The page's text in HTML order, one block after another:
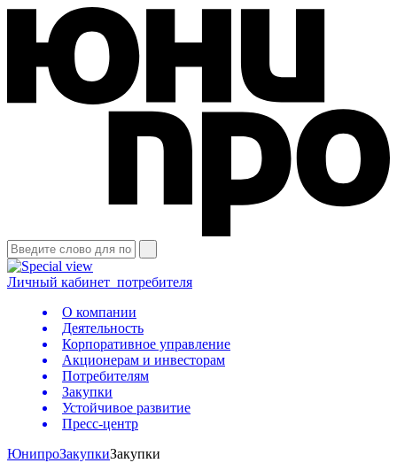
Личный кабинет потребителя
О компании
Деятельность
Корпоративное управление
Акционерам и инвесторам
Потребителям
Закупки
Устойчивое развитие
Пресс-центр
ЮнипроЗакупкиЗакупки